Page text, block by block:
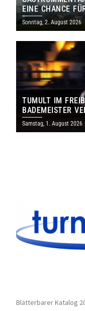
EINE CHANCE
SAARLAND
Sonntag, 2. August 2026
TUMULT IM
BADEMEISTER
Samstag, 1. August 2026
Blätterbarer Katalog